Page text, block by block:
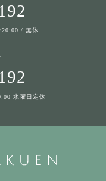
20:00 / 無休
水曜日定休